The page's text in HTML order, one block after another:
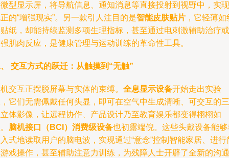
型显示屏，将导航信息、通知消息等直接投射到视野中，实现
的“增强现实”。另一款引人注目的是智能皮肤贴片 ，它轻薄如
纸，却能持续监测多项生理指标，甚至通过电刺激辅助治疗或
肌肉反应，是健康管理与运动训练的革命性工具。
交互方式的跃迁：从触摸到“无触”
交互正摆脱屏幕与实体的束缚。 全息显示设备开始走出实验
它们无需佩戴任何头显，即可在空气中生成清晰、可交互的三
体影像，让远程协作、产品设计乃至教育娱乐都变得栩栩如
脑机接口（BCI）消费级设备也初露端倪。这些头戴设备能够
式地读取用户的脑电波，实现通过“意念”控制智能家居、进行
戏操作，甚至辅助注意力训练，为残障人士开辟了全新的沟通